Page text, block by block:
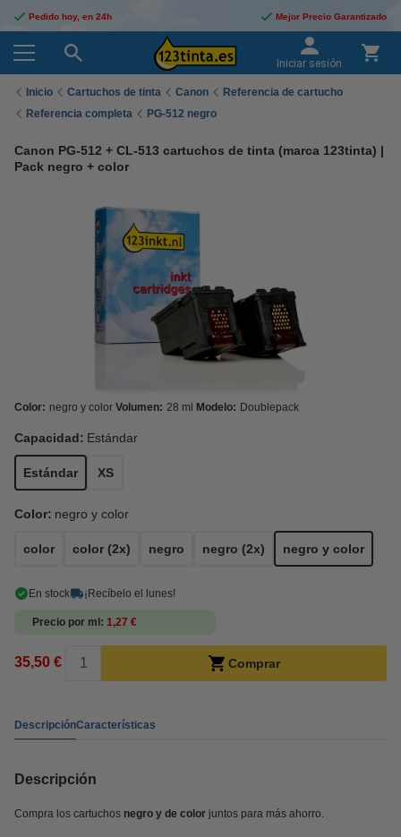
Pedido hoy, en 24h Mejor Precio Garantizado
Iniciar sesión
Inicio Cartuchos de tinta Canon
Referencia de cartucho
Referencia completa
PG-512 negro
Canon PG-512 + CL-513 cartuchos de tinta (marca 123tinta) |
Pack negro + color
Color: negro y color Volumen: 28 ml Modelo: Doublepack
Capacidad: Estándar
Estándar XS
Color: negro y color
color color (2x) negro negro (2x) negro y color
En stock ¡Recíbelo el lunes!
Precio por ml 1,27 €
35,50 € Comprar
DescripciónCaracterísticas
Descripción
Compra los cartuchos negro y de color juntos para más ahorro.